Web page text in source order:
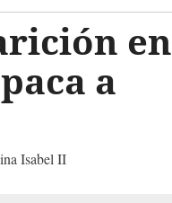
en
a
Isabel II